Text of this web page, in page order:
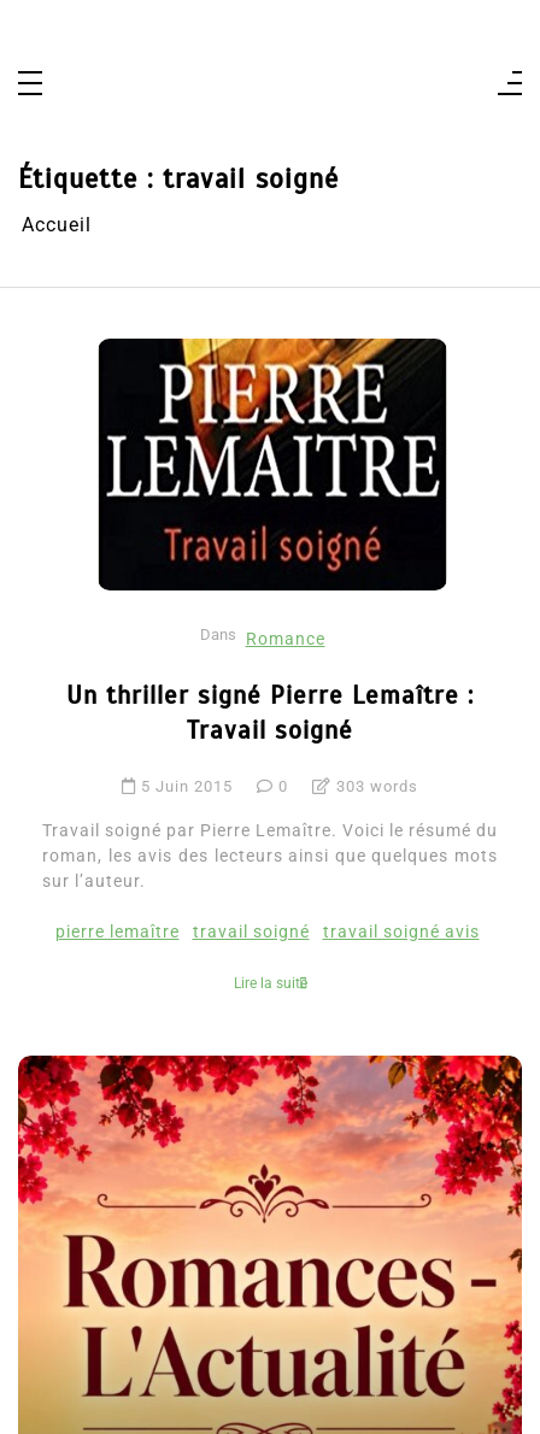
Étiquette : travail soigné
Accueil
Dans Romance
Un thriller signé Pierre Lemaître :
Travail soigné
5 Juin 2015 0 303 words
Travail soigné par Pierre Lemaître. Voici le résumé du
roman, les avis des lecteurs ainsi que quelques mots
sur l’auteur.
pierre lemaître travail soigné travail soigné avis
Lire la suite